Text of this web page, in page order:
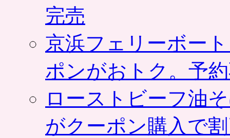
完売
京浜フェリーボー
ポンがおトク。予
ローストビーフ油
がクーポン購入で